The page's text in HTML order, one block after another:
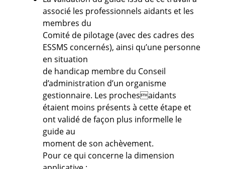
associé les professionnels aidants et les
membres du
Comité de pilotage (avec des cadres des
ESSMS concernés), ainsi qu’une personne
en situation
de handicap membre du Conseil
d’administration d’un organisme
gestionnaire. Les prochesaidants
étaient moins présents à cette étape et
ont validé de façon plus informelle le
guide au
moment de son achèvement.
Pour ce qui concerne la dimension